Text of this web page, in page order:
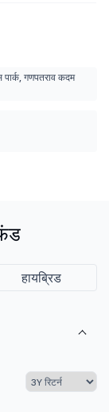
गणपतराव कदम
हायब्रिड